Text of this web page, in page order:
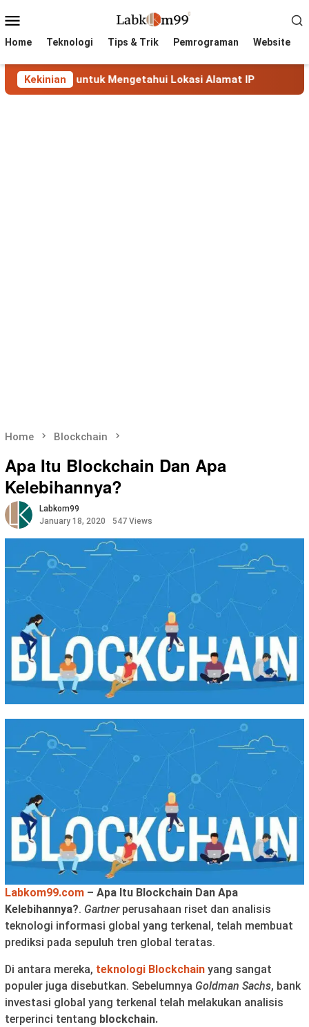
to
Menu
Home Teknologi Tips & Trik Pemrograman Website
Kekinian
untuk Mengetahui Lokasi Alamat IP MaxMind
Home Blockchain
Apa Itu Blockchain Dan Apa
Kelebihannya?
Labkom99
January 18, 2020
547 Views
Labkom99.com – Apa Itu Blockchain Dan Apa
Kelebihannya?. Gartner perusahaan riset dan analisis
teknologi informasi global yang terkenal, telah membuat
prediksi pada sepuluh tren global teratas.
Di antara mereka, teknologi Blockchain yang sangat
populer juga disebutkan. Sebelumnya Goldman Sachs, bank
investasi global yang terkenal telah melakukan analisis
terperinci tentang blockchain.